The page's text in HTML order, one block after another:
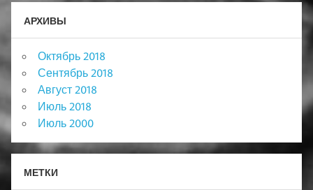
АРХИВЫ
Октябрь 2018
Сентябрь 2018
Август 2018
Июль 2018
Июль 2000
МЕТКИ